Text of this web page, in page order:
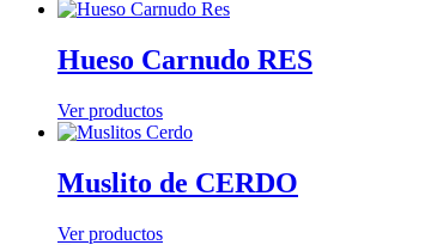
Hueso Carnudo RES
Ver productos
Muslito de CERDO
Ver productos